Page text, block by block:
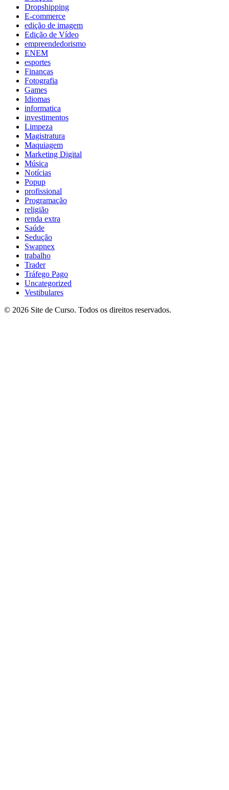
Dropshipping
E-commerce
edição de imagem
Edição de Vídeo
empreendedorismo
ENEM
esportes
Finanças
Fotografia
Games
Idiomas
informatica
investimentos
Limpeza
Magistratura
Maquiagem
Marketing Digital
Música
Notícias
Popup
profissional
Programação
religião
renda extra
Saúde
Sedução
Swapnex
trabalho
Trader
Tráfego Pago
Uncategorized
Vestibulares
© 2026 Site de Curso. Todos os direitos reservados.